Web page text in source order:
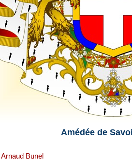
Amédée de
Arnaud Bunel